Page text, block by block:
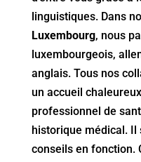
linguistiques. Dans
Luxembourg, nous
luxembourgeois,
anglais. Tous nos
un accueil
professionnel de
historique médical. Il
conseils en fonction.